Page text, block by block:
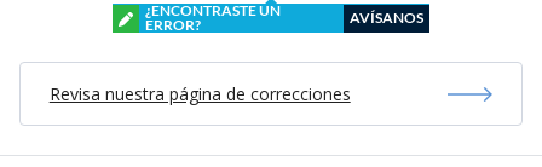
¿ENCONTRASTE UN
ERROR?
AVÍSANOS
Revisa nuestra página de correcciones